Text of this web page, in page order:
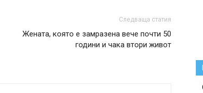
Следваща статия
Жената, която е замразена вече почти 50
години и чака втори живот